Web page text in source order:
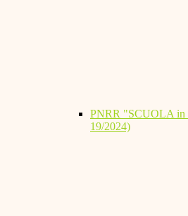
PNRR "SCUOLA
19/2024)